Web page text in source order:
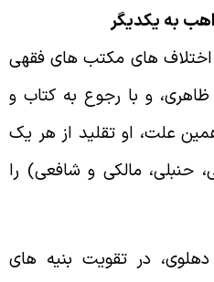
به یکدیگر
های مکتب های فقهی
و با رجوع به کتاب و
علت، او تقلید از هر یک
مالکی و شافعی) را
در تقویت بنیه های